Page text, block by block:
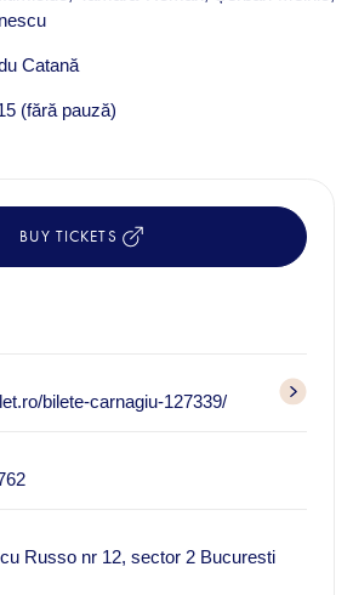
Catană
(fără pauză)
BUY TICKETS
bilete-carnagiu-127339/
Russo nr 12, sector 2 Bucuresti